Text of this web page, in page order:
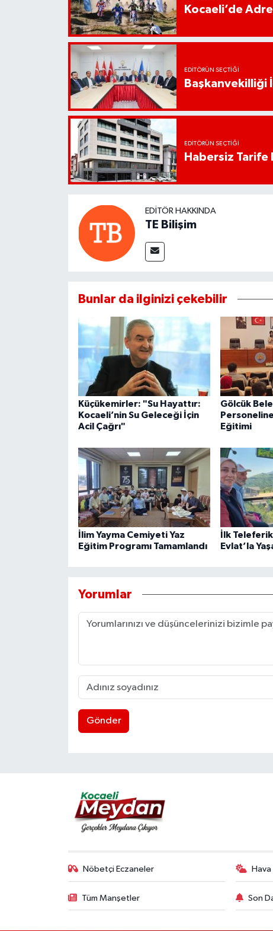
Kocaeli’de
EDITÖRÜN SEÇTIĞI
Başkanvekilliği
EDITÖRÜN SEÇTIĞI
Habersiz
EDITÖR HAKKINDA
TE Bilişim
Bunlar da ilginizi çekebilir
Küçükemirler: "Su Hayattır:
Kocaeli’nin Su Geleceği İçin
Acil Çağrı"
Gölcük
Eğitimi
İlim Yayma Cemiyeti Yaz
Eğitim Programı Tamamlandı
İlk
Evlat’la
Yorumlar
Gönder
Nöbetçi Eczaneler
Tüm Manşetler Son